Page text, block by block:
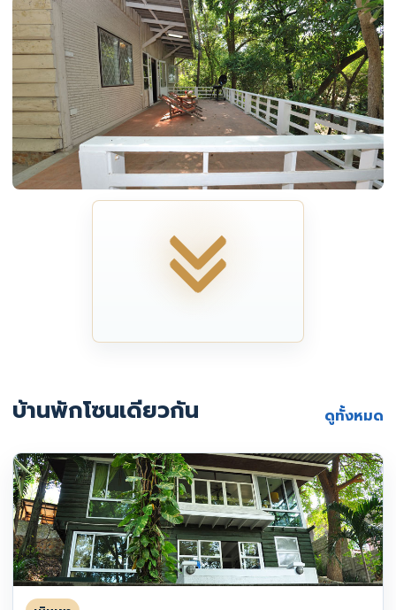
บ้านพักโซนเดียวกัน ดูทั้งหมด